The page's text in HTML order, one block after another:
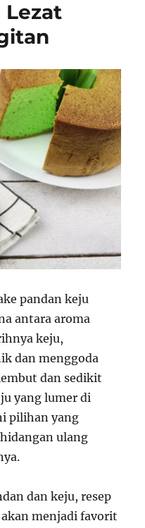
Lezat
pandan keju
antara aroma
keju,
dan menggoda
dan sedikit
yang lumer di
pilihan yang
ulang
dan keju, resep
menjadi favorit